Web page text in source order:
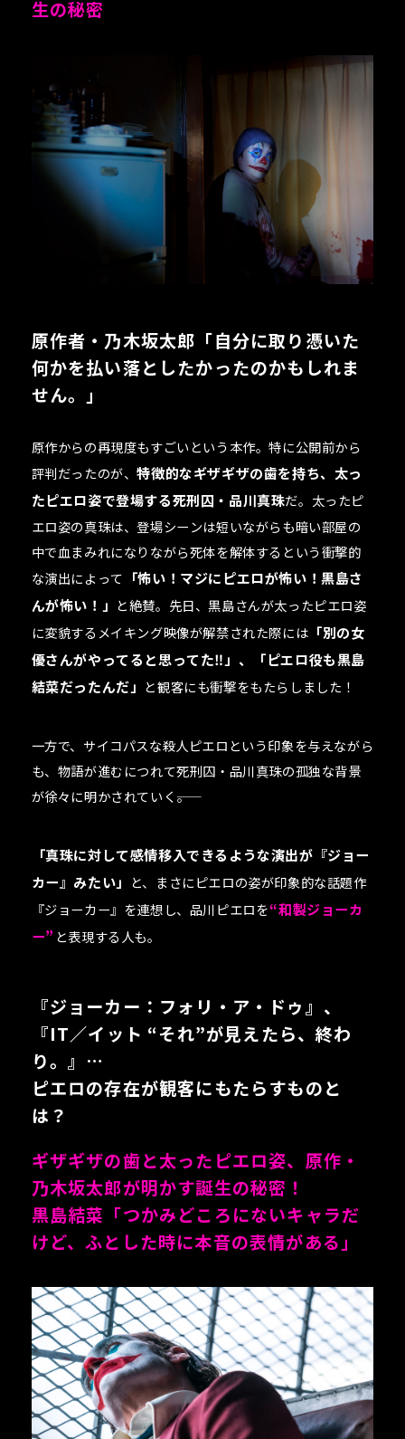
生の秘密
原作者・乃木坂太郎「自分に取り憑いた
何かを払い落としたかったのかもしれま
せん。」
原作からの再現度もすごいという本作。特に公開前から
評判だったのが、特徴的なギザギザの歯を持ち、太っ
たピエロ姿で登場する死刑囚・品川真珠だ。太ったピ
エロ姿の真珠は、登場シーンは短いながらも暗い部屋の
中で血まみれになりながら死体を解体するという衝撃的
な演出によって 「怖い！マジにピエロが怖い！黒島さ
んが怖い！」 と絶賛。先日、黒島さんが太ったピエロ姿
に変貌するメイキング映像が解禁された際には 「別の女
優さんがやってると思ってた‼︎」、「ピエロ役も黒島
結菜だったんだ」 と観客にも衝撃をもたらしました！
一方で、サイコパスな殺人ピエロという印象を与えながら
も、物語が進むにつれて死刑囚・品川真珠の孤独な背景
が徐々に明かされていく――。
「真珠に対して感情移入できるような演出が『ジョー
カー』みたい」
と、まさにピエロの姿が印象的な話題作
『ジョーカー』を連想し、品川ピエロを“和製ジョーカ
ー” と表現する人も。
『ジョーカー：フォリ・ア・ドゥ』、
『IT／イット “それ”が見えたら、終わ
り。』…
ピエロの存在が観客にもたらすものと
は？
ギザギザの歯と太ったピエロ姿、原作・
乃木坂太郎が明かす誕生の秘密！
黒島結菜「つかみどころにないキャラだ
けど、ふとした時に本音の表情がある」